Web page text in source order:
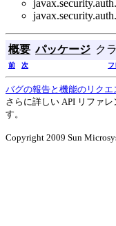
javax.security.auth.
javax.security.auth.
概要 パッケージ ク
前 次 フ
バグの報告と機能のリクエ
さらに詳しい API リファ
す。
Copyright 2009 Sun